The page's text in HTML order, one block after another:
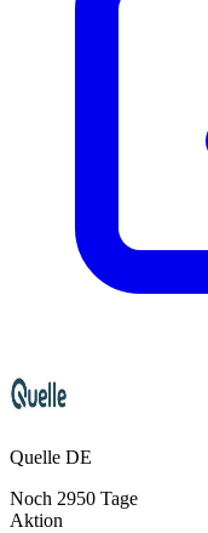
Quelle DE
Noch 2950 Tage
Aktion